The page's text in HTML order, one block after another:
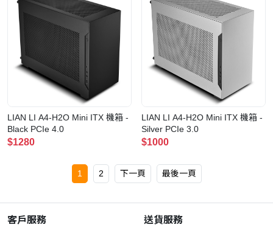
LIAN LI A4-H2O Mini ITX 機箱 -
Black PCIe 4.0
$1280
LIAN LI A4-H2O Mini ITX 機箱 -
Silver PCIe 3.0
$1000
1 2 下一頁 最後一頁
客戶服務 送貨服務